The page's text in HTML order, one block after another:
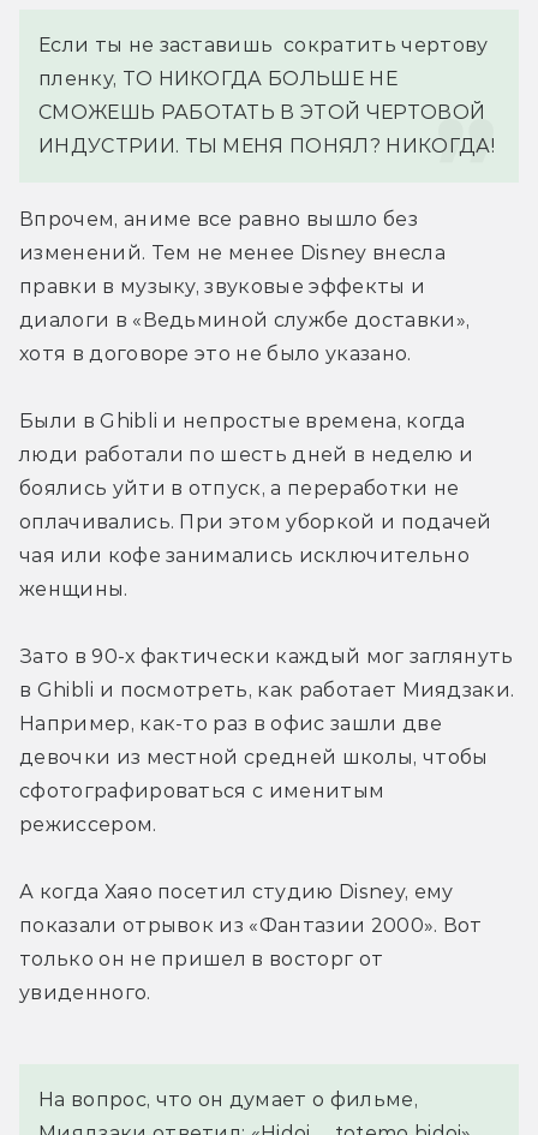
Если ты не заставишь  сократить чертову
пленку, ТО НИКОГДА БОЛЬШЕ НЕ
СМОЖЕШЬ РАБОТАТЬ В ЭТОЙ ЧЕРТОВОЙ
ИНДУСТРИИ. ТЫ МЕНЯ ПОНЯЛ? НИКОГДА!
Впрочем, аниме все равно вышло без
изменений. Тем не менее Disney внесла
правки в музыку, звуковые эффекты и
диалоги в «Ведьминой службе доставки»,
хотя в договоре это не было указано.
Были в Ghibli и непростые времена, когда
люди работали по шесть дней в неделю и
боялись уйти в отпуск, а переработки не
оплачивались. При этом уборкой и подачей
чая или кофе занимались исключительно
женщины.
Зато в 90-х фактически каждый мог заглянуть
в Ghibli и посмотреть, как работает Миядзаки.
Например, как-то раз в офис зашли две
девочки из местной средней школы, чтобы
сфотографироваться с именитым
режиссером.
А когда Хаяо посетил студию Disney, ему
показали отрывок из «Фантазии 2000». Вот
только он не пришел в восторг от
увиденного.
На вопрос, что он думает о фильме,